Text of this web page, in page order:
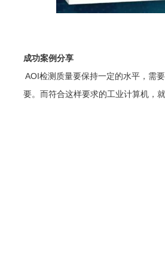
成功案例分享
AOI检测质量要保持一定的水平，需
要。而符合这样要求的工业计算机，